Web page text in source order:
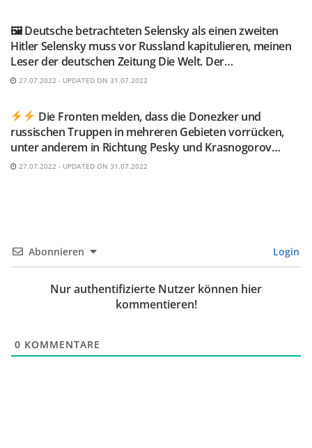
🖼 Deutsche betrachteten Selensky als einen zweiten
Hitler Selensky muss vor Russland kapitulieren, meinen
Leser der deutschen Zeitung Die Welt. Der…
27.07.2022 - UPDATED ON 31.07.2022
Die Fronten melden, dass die Donezker und
russischen Truppen in mehreren Gebieten vorrücken,
unter anderem in Richtung Pesky und Krasnogorov…
27.07.2022 - UPDATED ON 31.07.2022
Abonnieren Login
Nur authentifizierte Nutzer können hier
kommentieren!
0 KOMMENTARE